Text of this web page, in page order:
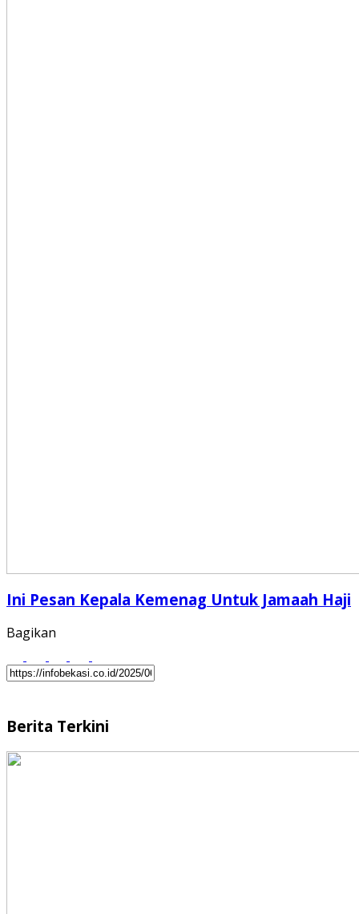
Ini Pesan Kepala Kemenag Untuk Jamaah Haji
Bagikan
Berita Terkini